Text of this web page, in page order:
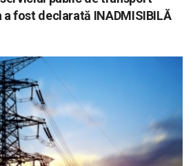
a fost declarată INADMISIBILĂ